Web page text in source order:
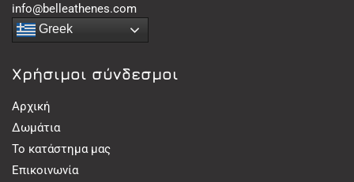
info@belleathenes.com
Greek
Χρήσιμοι σύνδεσμοι
Αρχική
Δωμάτια
Το κατάστημα μας
Επικοινωνία